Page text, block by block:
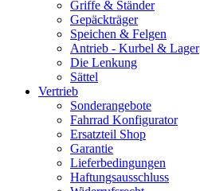
Griffe & Ständer
Gepäckträger
Speichen & Felgen
Antrieb - Kurbel & Lager
Die Lenkung
Sättel
Vertrieb
Sonderangebote
Fahrrad Konfigurator
Ersatzteil Shop
Garantie
Lieferbedingungen
Haftungsausschluss